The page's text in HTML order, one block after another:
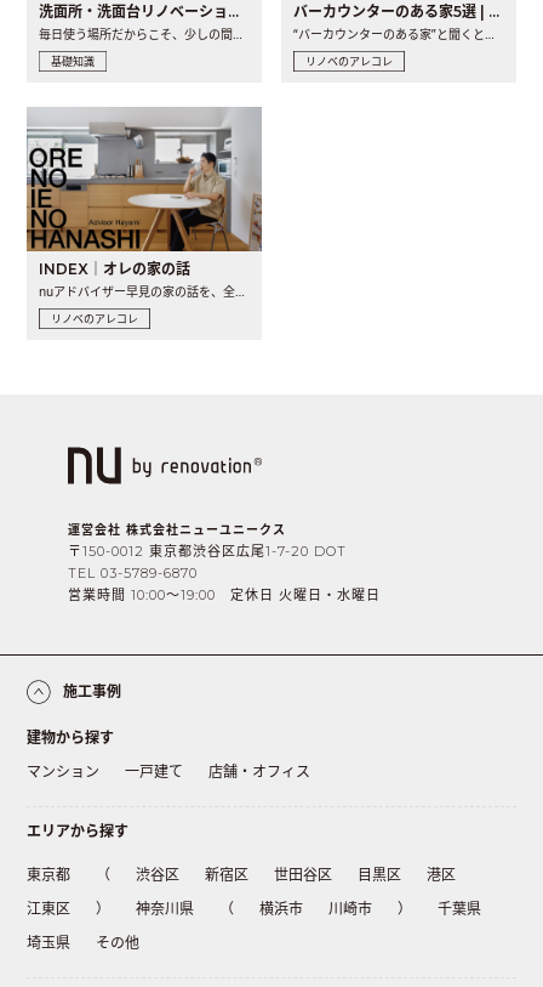
洗面所・洗面台リノベーションの事例と間取りアイデア
基礎知識
バーカウンターのある家5選 | 日常に馴染む“距離の近い”キッチンとは
リノベのアレコレ
INDEX｜オレの家の話
nuアドバイザー早見の家の話を、全4話でお届け。リノベーションを..
リノベのアレコレ
運営会社 株式会社ニューユニークス
〒150-0012 東京都渋谷区広尾1-7-20 DOT
TEL 03-5789-6870
営業時間 10:00〜19:00 定休日 火曜日・水曜日
施工事例
建物から探す
マンション
一戸建て 店舗・オフィス
エリアから探す
東京都 （ 渋谷区 新宿区 世田谷区 目黒区
港区
江東区
） 神奈川県 （ 横浜市 川崎市 ）
千葉県
埼玉県
その他